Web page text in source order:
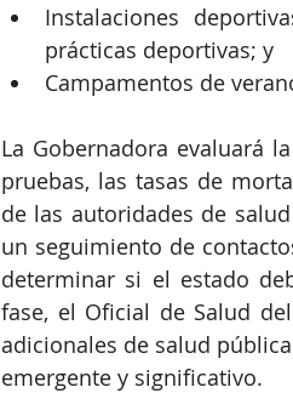
Instalaciones
prácticas deportivas; y
Campamentos de
La Gobernadora evaluará
pruebas, las tasas de
de las autoridades de
un seguimiento de
determinar si el estado
fase, el Oficial de Salud
adicionales de salud
emergente y significativo.